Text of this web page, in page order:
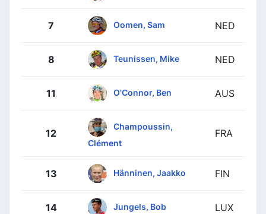
7 Oomen, Sam NED
8 Teunissen, Mike NED
11 O'Connor, Ben AUS
12
Champoussin,
Clément
FRA
13 Hänninen, Jaakko FIN
14 Jungels, Bob LUX